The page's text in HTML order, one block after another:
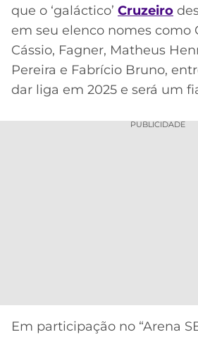
MELHORES
CASSINOS
ONLINE
2026
VASCO
INTERNACIONAL
GRÊMIO
ATLÉTICO
LIGA
DOS
CAMPEÕES
LALIGA
que o ‘galáctico’ Cruzeiro
em seu elenco nomes como
Cássio, Fagner, Matheus
Pereira e Fabrício Bruno,
dar liga em 2025 e será um
PUBLICIDADE
Em participação no “Arena